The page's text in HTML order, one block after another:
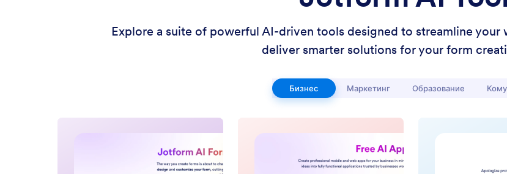
Explore a suite of powerful AI-driven tools designed to streamline
deliver smarter solutions for your form
Бизнес Маркетинг Образование